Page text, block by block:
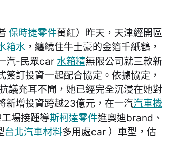
保時捷零件萬紅）昨天，天津經開區
箱水 ，纏繞住牛土豪的金箔千紙鶴，
汽-民眾car 水箱精無限公司就三款新
簽訂投資一起配合協定。依據協定，
議充耳不聞，她已經完全沉浸在她對
新增投資跨越23億元，在一汽汽車機
場接踵導斯柯達零件進奧迪brand、
台北汽車材料多用處car ）車型，估